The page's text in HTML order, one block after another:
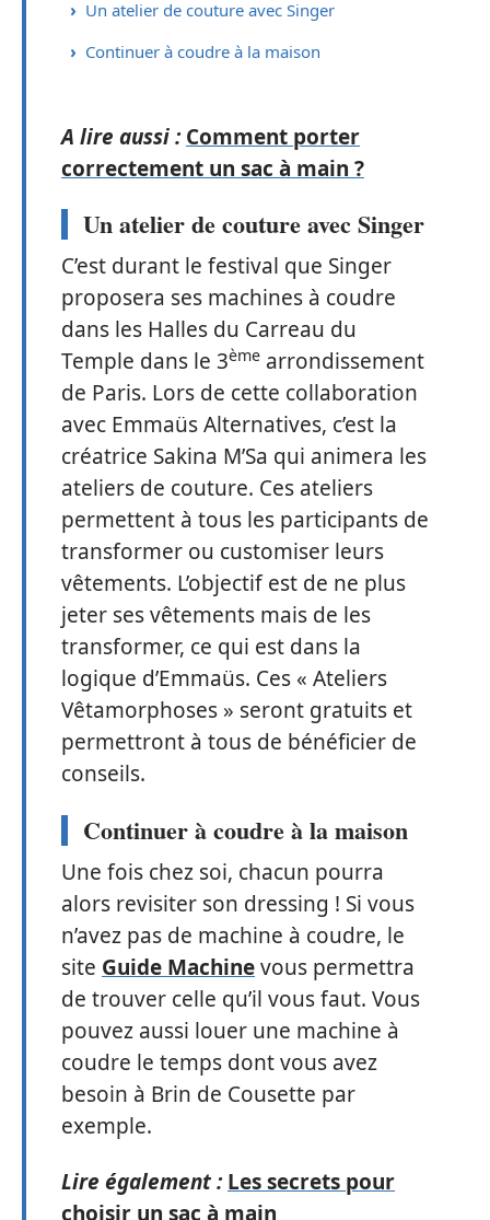
Un atelier de couture avec Singer
Continuer à coudre à la maison
A lire aussi : Comment porter
correctement un sac à main ?
Un atelier de couture avec Singer
C’est durant le festival que Singer
proposera ses machines à coudre
dans les Halles du Carreau du
Temple dans le 3ème arrondissement
de Paris. Lors de cette collaboration
avec Emmaüs Alternatives, c’est la
créatrice Sakina M’Sa qui animera les
ateliers de couture. Ces ateliers
permettent à tous les participants de
transformer ou customiser leurs
vêtements. L’objectif est de ne plus
jeter ses vêtements mais de les
transformer, ce qui est dans la
logique d’Emmaüs. Ces « Ateliers
Vêtamorphoses » seront gratuits et
permettront à tous de bénéficier de
conseils.
Continuer à coudre à la maison
Une fois chez soi, chacun pourra
alors revisiter son dressing ! Si vous
n’avez pas de machine à coudre, le
site Guide Machinevous permettra
de trouver celle qu’il vous faut. Vous
pouvez aussi louer une machine à
coudre le temps dont vous avez
besoin à Brin de Cousette par
exemple.
Lire également : Les secrets pour
choisir un sac à main